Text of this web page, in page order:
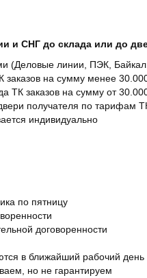
и СНГ до склада или до
(Деловые линии, ПЭК,
заказов на сумму менее
ТК заказов на сумму от
получателя по тарифам
индивидуально
по пятницу
договоренности
в ближайший рабочий день
но не гарантируем